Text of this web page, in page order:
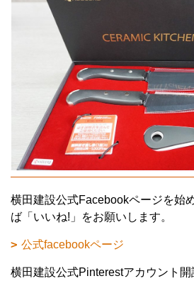
横田建設公式Facebookページを始
ば「いいね!」をお願いします。
公式facebookページ
横田建設公式Pinterestアカウント開